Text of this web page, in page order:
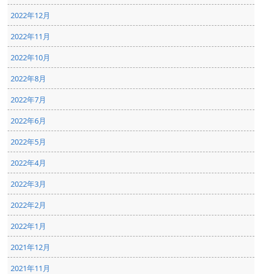
2022年12月
2022年11月
2022年10月
2022年8月
2022年7月
2022年6月
2022年5月
2022年4月
2022年3月
2022年2月
2022年1月
2021年12月
2021年11月